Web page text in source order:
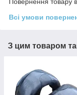
Повернення товару
Всі умови
З цим товаром